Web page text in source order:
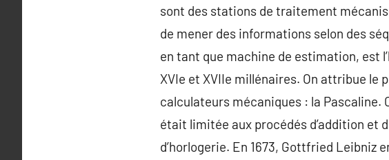
sont des stations de traitement
de mener des informations selon des
en tant que machine de estimation, est
XVIe et XVIIe millénaires. On attribue le
calculateurs mécaniques : la Pascaline.
était limitée aux procédés d’addition et
d’horlogerie. En 1673, Gottfried